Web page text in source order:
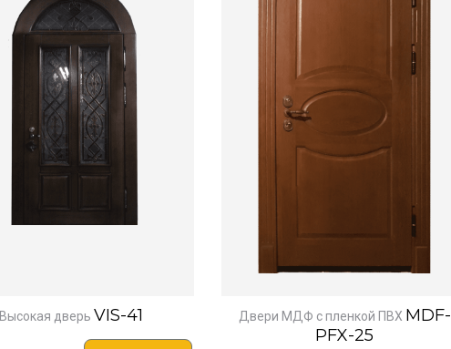
Высокая дверь VIS-41 Двери МДФ с пленкой ПВХ MDF-
PFX-25